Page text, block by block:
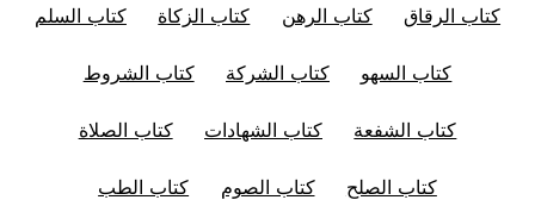
كتاب الرقاق كتاب الرهن كتاب الزكاة كتاب السلم
كتاب السهو كتاب الشركة كتاب الشروط
كتاب الشفعة كتاب الشهادات كتاب الصلاة
كتاب الصلح كتاب الصوم كتاب الطب